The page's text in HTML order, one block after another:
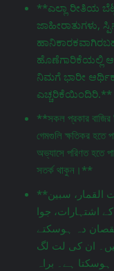
**ಎಲ್ಲಾ ರೀತಿಯ
ಜಾಹೀರಾತುಗಳು,
ಹೊಣೆಗಾರಿಕೆಯಲ್ಲಿ
ನಿಮಗೆ ಭಾರೀ
ಎಚ್ಚರಿಕೆಯಿಂದಿರಿ.**
**সকল প্রকার বাজির
গেমগুলি ক্ষতিকর হতে
অভ্যাসে পরিণত হতে
সতর্ক থাকুন।**
**جميع أنواع إعلانات المراهنات، إعلانات القمار، سبين
اشتہارات، جوا
دہ ہوسکتے
ان کی لت لگ
ہے۔ براہ